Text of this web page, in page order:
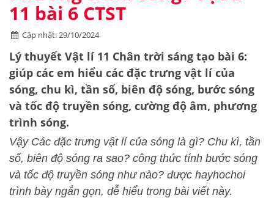
11 bài 6 CTST
Cập nhật: 29/10/2024
Lý thuyết Vật lí 11 Chân trời sáng tạo bài 6:
giúp các em hiểu các đặc trưng vật lí của
sóng, chu kì, tần số, biên độ sóng, bước sóng
và tốc độ truyền sóng, cường độ âm, phương
trình sóng.
Vậy Các đặc trưng vật lí của sóng là gì? Chu kì, tần
số, biên độ sóng ra sao? công thức tính bước sóng
và tốc độ truyền sóng như nào? được hayhochoi
trình bày ngắn gọn, dễ hiểu trong bài viết này.